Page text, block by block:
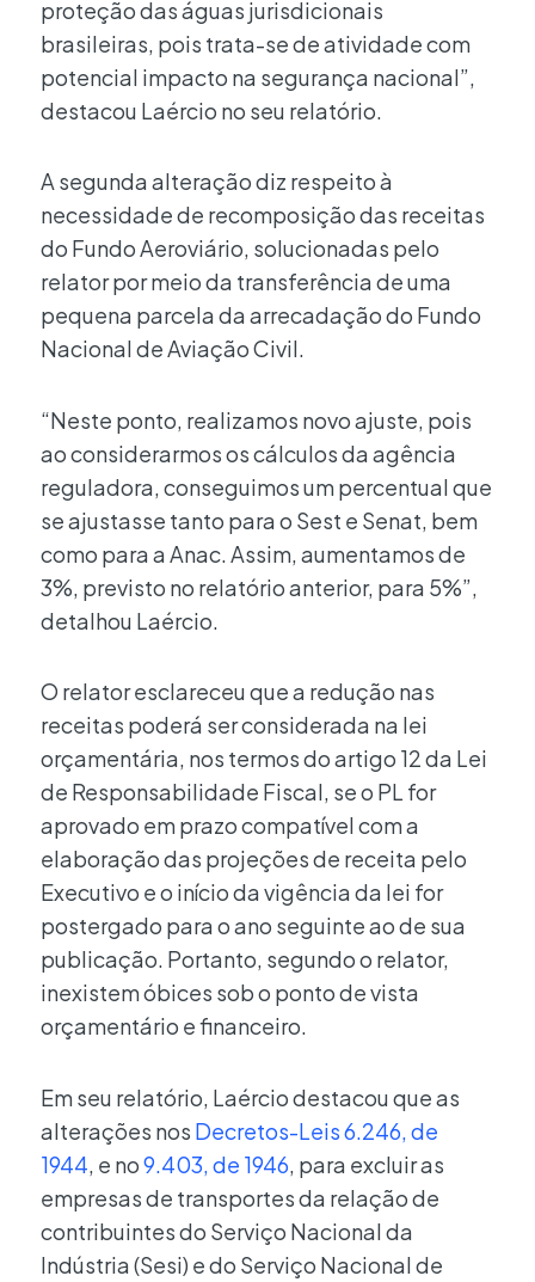
proteção das águas jurisdicionais
brasileiras, pois trata-se de atividade com
potencial impacto na segurança nacional”,
destacou Laércio no seu relatório.
A segunda alteração diz respeito à
necessidade de recomposição das receitas
do Fundo Aeroviário, solucionadas pelo
relator por meio da transferência de uma
pequena parcela da arrecadação do Fundo
Nacional de Aviação Civil.
“Neste ponto, realizamos novo ajuste, pois
ao considerarmos os cálculos da agência
reguladora, conseguimos um percentual que
se ajustasse tanto para o Sest e Senat, bem
como para a Anac. Assim, aumentamos de
3%, previsto no relatório anterior, para 5%”,
detalhou Laércio.
O relator esclareceu que a redução nas
receitas poderá ser considerada na lei
orçamentária, nos termos do artigo 12 da Lei
de Responsabilidade Fiscal, se o PL for
aprovado em prazo compatível com a
elaboração das projeções de receita pelo
Executivo e o início da vigência da lei for
postergado para o ano seguinte ao de sua
publicação. Portanto, segundo o relator,
inexistem óbices sob o ponto de vista
orçamentário e financeiro.
Em seu relatório, Laércio destacou que as
alterações nos Decretos-Leis 6.246, de
1944, e no9.403, de 1946, para excluir as
empresas de transportes da relação de
contribuintes do Serviço Nacional da
Indústria (Sesi) e do Serviço Nacional de